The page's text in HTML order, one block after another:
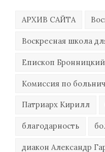
АРХИВ САЙТА
Воскресная школа
Епископ
Комиссия по
Патриарх Кирилл
благодарность
диакон Александр